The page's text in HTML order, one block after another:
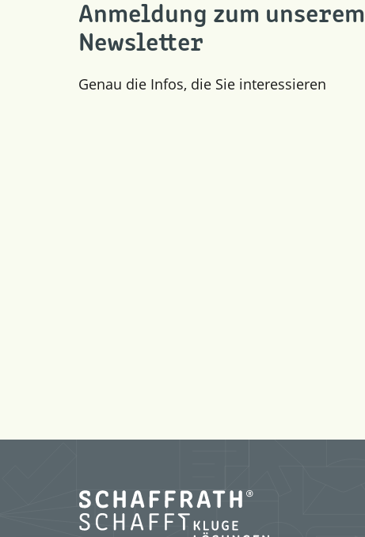
Anmeldung zum unserem
Newsletter
Genau die Infos, die Sie interessieren